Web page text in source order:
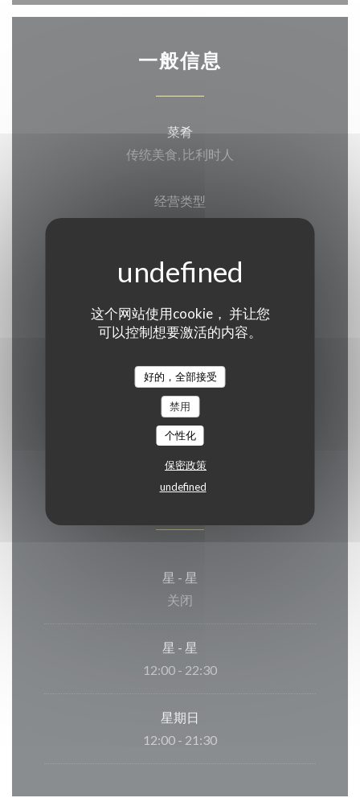
这个网站使用cookie， 并让您
可以控制想要激活的内容。
好的，全部接受
禁用
个性化
保密政策
undefined
一般信息
菜肴
传统美食, 比利时人
经营类型
传统餐厅, 熟食
服务
上网, 熟食店
欧洲卡/万事达卡, Bancontact / Mister Cash, 现
金, 签证, 借记卡
营业时间
星 - 星
关闭
星 - 星
12:00 - 22:30
星期日
12:00 - 21:30